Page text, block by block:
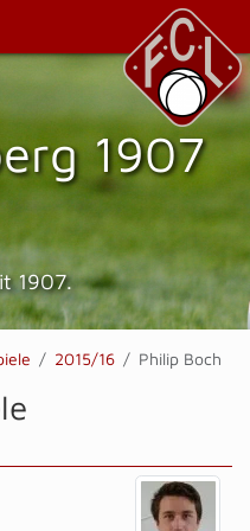
1907
1907.
2015/16 Philip Boch